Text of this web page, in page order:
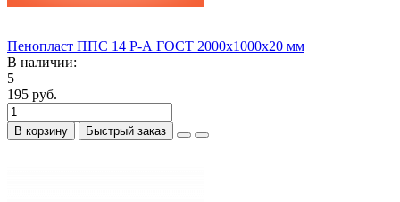
Пенопласт ППС 14 Р-А ГОСТ 2000х1000х20 мм
В наличии:
5
195 руб.
В корзину Быстрый заказ